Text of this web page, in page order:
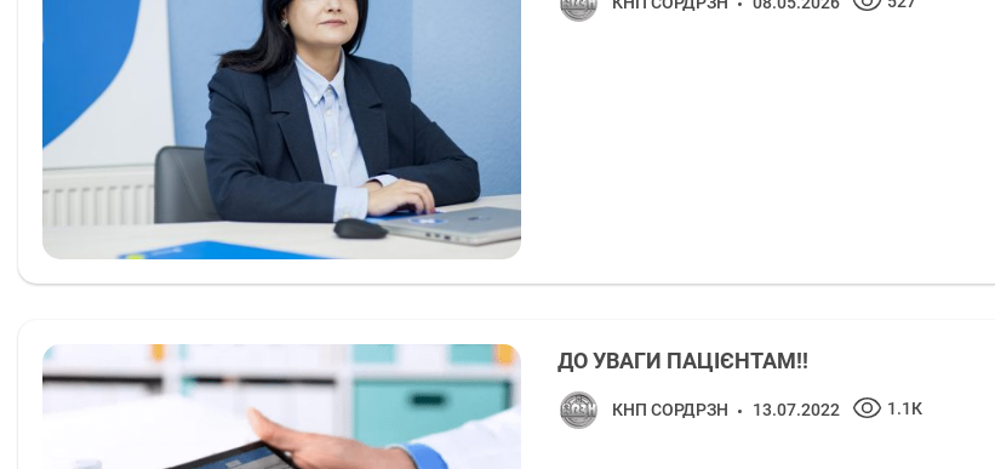
ДО УВАГИ ПАЦІЄНТАМ!!
КНП СОРДРЗН 13.07.2022 1.1К